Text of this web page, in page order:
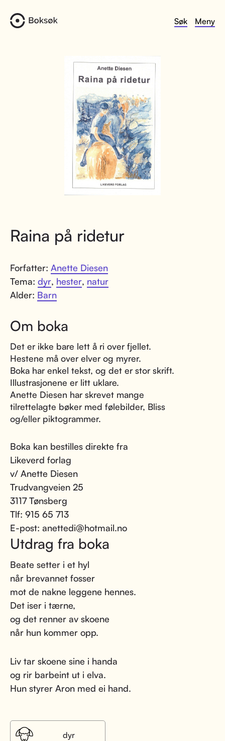
Søk Meny
Raina på ridetur
Forfatter: Anette Diesen
Tema: dyr, hester, natur
Alder: Barn
Om boka
Det er ikke bare lett å ri over fjellet.
Hestene må over elver og myrer.
Boka har enkel tekst, og det er stor skrift.
Illustrasjonene er litt uklare.
Anette Diesen har skrevet mange
tilrettelagte bøker med følebilder, Bliss
og/eller piktogrammer.
Boka kan bestilles direkte fra
Likeverd forlag
v/ Anette Diesen
Trudvangveien 25
3117 Tønsberg
Tlf: 915 65 713
E-post: anettedi@hotmail.no
Utdrag fra boka
Beate setter i et hyl
når brevannet fosser
mot de nakne leggene hennes.
Det iser i tærne,
og det renner av skoene
når hun kommer opp.
Liv tar skoene sine i handa
og rir barbeint ut i elva.
Hun styrer Aron med ei hand.
dyr